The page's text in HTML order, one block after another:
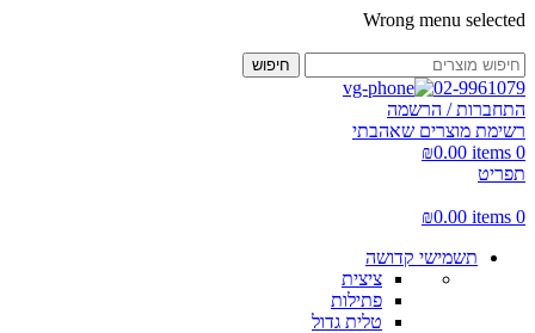
Wrong menu selected
חיפוש
02-9961079
התחברות / הרשמה
רשימת מוצרים שאהבתי
0
items
₪0.00
תפריט
0
items
₪0.00
תשמישי קדושה
ציצית
פתילות
טלית גדול